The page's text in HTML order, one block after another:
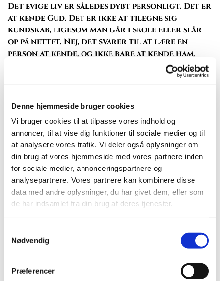
Denne hjemmeside bruger cookies
Vi bruger cookies til at tilpasse vores indhold og
annoncer, til at vise dig funktioner til sociale medier og til
at analysere vores trafik. Vi deler også oplysninger om
din brug af vores hjemmeside med vores partnere inden
for sociale medier, annonceringspartnere og
analysepartnere. Vores partnere kan kombinere disse
data med andre oplysninger, du har givet dem, eller som
de har indsamlet fra din brug af deres tjenester.
Nødvendig
Præferencer
Det evige liv er således dybt personligt. Det er
at kende Gud. Det er ikke at tilegne sig
kundskab, ligesom man går i skole eller slår
op på nettet. Nej, det svarer til at lære en
person at kende, og ikke bare at kende ham,
men også at tage imod ham. Den, der tager
lytte til hans ord i evangeliet. Hvordan tager
man imod ham? Ved at sige til ham i bøn, at man
gerne vil tage imod hans hjælp, og ved at
følge ham.
Det evige liv består i at kende ham på denne
måde. Hvis man holder sig til Jesus Kristus, så
holder man sig også til Gud Fader.
Ja, men hvad så med alt det andet? Vores
smukke, blå klode, alle de grønne træer, og
alle dyrene? Alt det, som Scherfig skildrer så
smukt i sine billeder. Ja, det hører også med.
død, men kernen i det hele, det som giver den
allerdybeste glæde til det hele, er, at Gud og